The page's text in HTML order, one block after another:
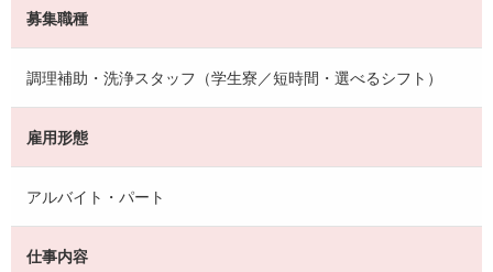
募集職種
調理補助・洗浄スタッフ（学生寮／短時間・選べるシフト）
雇用形態
アルバイト・パート
仕事内容